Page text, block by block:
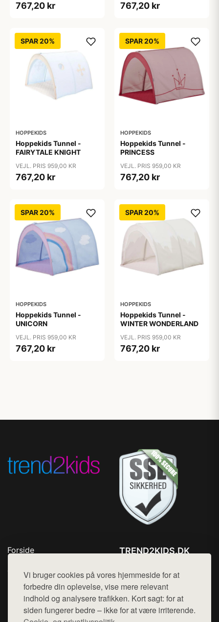
Vi bruger cookies på vores hjemmeside for at
forbedre din oplevelse, vise mere relevant
indhold og analysere trafikken. Kort sagt: for at
siden fungerer bedre – ikke for at være irriterende.
767,20 kr 767,20 kr
SPAR 20%
HOPPEKIDS
Hoppekids Tunnel -
FAIRYTALE KNIGHT
VEJL. PRIS 959,00 KR
767,20 kr
SPAR 20%
HOPPEKIDS
Hoppekids Tunnel -
PRINCESS
VEJL. PRIS 959,00 KR
767,20 kr
SPAR 20%
HOPPEKIDS
Hoppekids Tunnel -
UNICORN
VEJL. PRIS 959,00 KR
767,20 kr
SPAR 20%
HOPPEKIDS
Hoppekids Tunnel -
WINTER WONDERLAND
VEJL. PRIS 959,00 KR
767,20 kr
Forside
Top Rabatter
Blog
Kontakt
TREND2KIDS.DK
Mail: hej@want.dk
Cookie- og privatlivspolitik